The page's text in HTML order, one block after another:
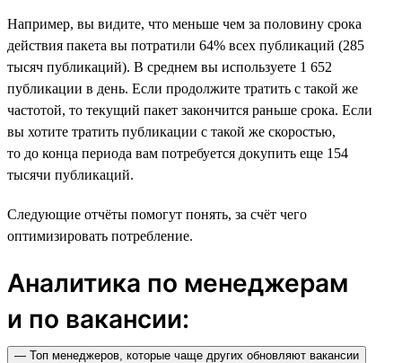
Например, вы видите, что меньше чем за половину срока
действия пакета вы потратили 64% всех публикаций (285
тысяч публикаций). В среднем вы используете 1 652
публикации в день. Если продолжите тратить с такой же
частотой, то текущий пакет закончится раньше срока. Если
вы хотите тратить публикации с такой же скоростью,
то до конца периода вам потребуется докупить еще 154
тысячи публикаций.
Следующие отчёты помогут понять, за счёт чего
оптимизировать потребление.
Аналитика по менеджерам
и по вакансии:
— Топ менеджеров, которые чаще других обновляют вакансии